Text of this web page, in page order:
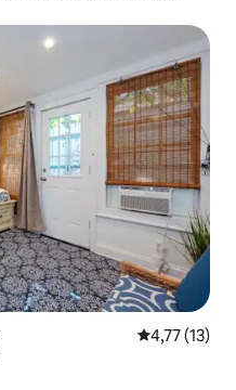
Évaluation
4,77 (13)